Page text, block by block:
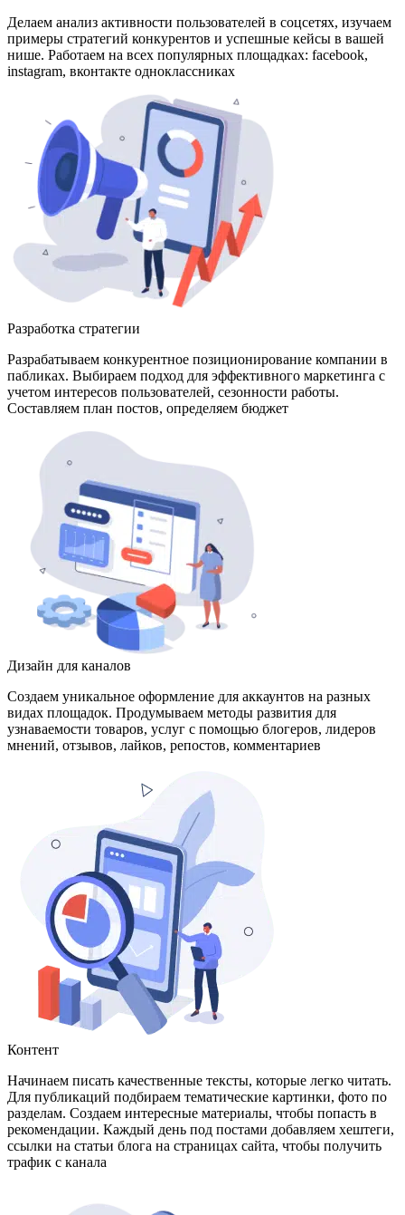
Делаем анализ активности пользователей в соцсетях, изучаем
примеры стратегий конкурентов и успешные кейсы в вашей
нише. Работаем на всех популярных площадках: facebook,
instagram, вконтакте одноклассниках
Разработка стратегии
Разрабатываем конкурентное позиционирование компании в
пабликах. Выбираем подход для эффективного маркетинга с
учетом интересов пользователей, сезонности работы.
Составляем план постов, определяем бюджет
Дизайн для каналов
Создаем уникальное оформление для аккаунтов на разных
видах площадок. Продумываем методы развития для
узнаваемости товаров, услуг с помощью блогеров, лидеров
мнений, отзывов, лайков, репостов, комментариев
Контент
Начинаем писать качественные тексты, которые легко читать.
Для публикаций подбираем тематические картинки, фото по
разделам. Создаем интересные материалы, чтобы попасть в
рекомендации. Каждый день под постами добавляем хештеги,
ссылки на статьи блога на страницах сайта, чтобы получить
трафик с канала